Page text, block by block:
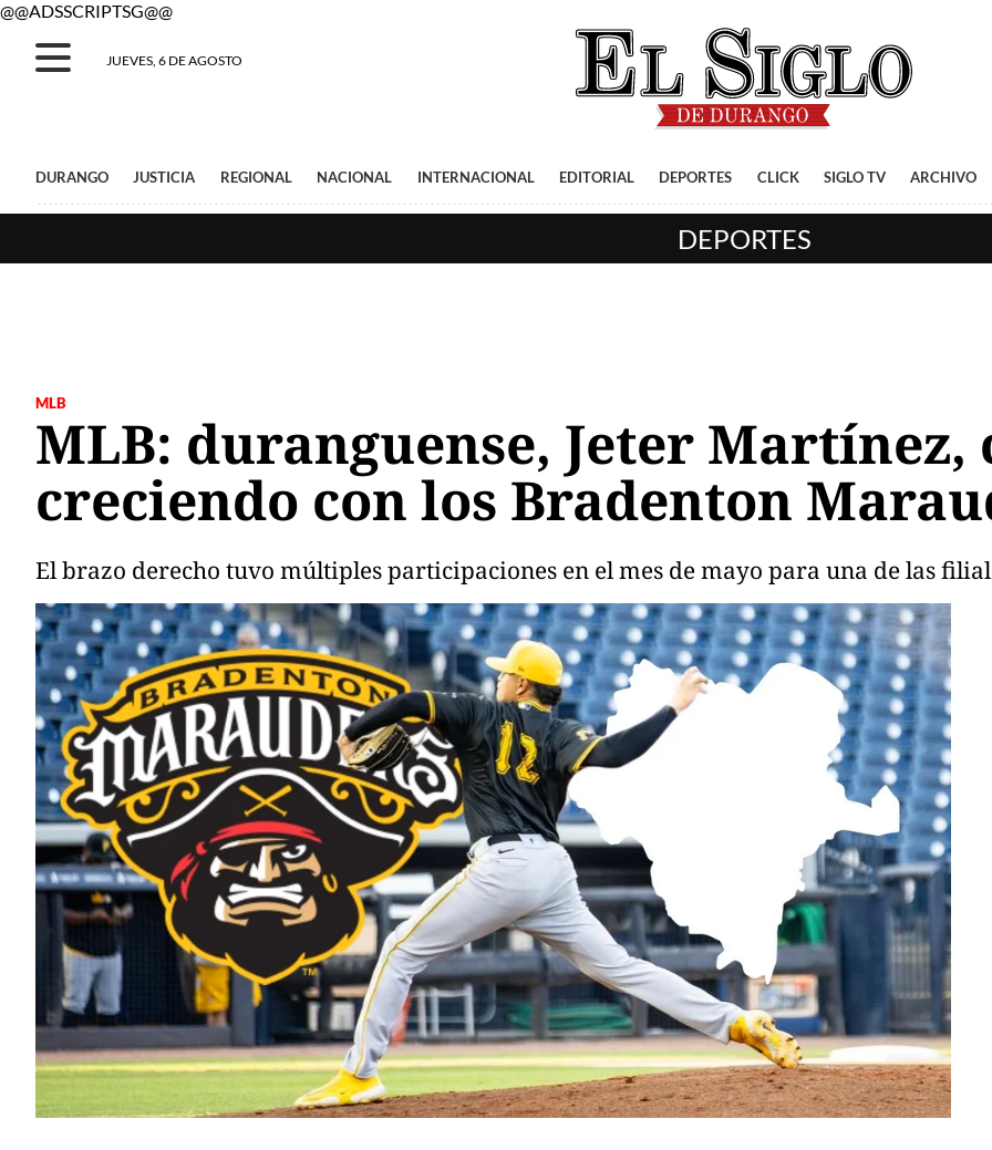
@@ADSSCRIPTSG@@
JUEVES, 6 DE AGOSTO
DURANGO JUSTICIA REGIONAL NACIONAL INTERNACIONAL EDITORIAL DEPORTES CLICK SIGLO TV ARCHIVO
DEPORTES
MLB
MLB: duranguense, Jeter
creciendo con los Bradenton
El brazo derecho tuvo múltiples participaciones en el mes de mayo para una de las